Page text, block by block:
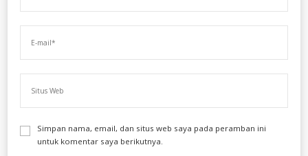
Simpan nama, email, dan situs web saya pada peramban ini
untuk komentar saya berikutnya.